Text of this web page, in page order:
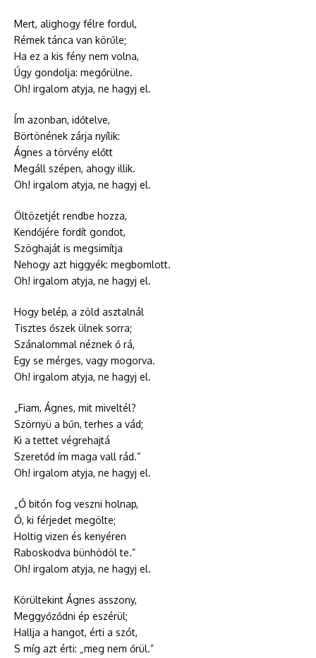
Mert, alighogy félre fordul,
Rémek tánca van körűle;
Ha ez a kis fény nem volna,
Úgy gondolja: megőrülne.
Oh! irgalom atyja, ne hagyj el.
Ím azonban, időtelve,
Börtönének zárja nyílik:
Ágnes a törvény előtt
Megáll szépen, ahogy illik.
Oh! irgalom atyja, ne hagyj el.
Öltözetjét rendbe hozza,
Kendőjére fordít gondot,
Szöghaját is megsimítja
Nehogy azt higgyék: megbomlott.
Oh! irgalom atyja, ne hagyj el.
Hogy belép, a zöld asztalnál
Tisztes őszek ülnek sorra;
Szánalommal néznek ő rá,
Egy se mérges, vagy mogorva.
Oh! irgalom atyja, ne hagyj el.
„Fiam, Ágnes, mit miveltél?
Szörnyü a bűn, terhes a vád;
Ki a tettet végrehajtá
Szeretőd ím maga vall rád.”
Oh! irgalom atyja, ne hagyj el.
„Ő bitón fog veszni holnap,
Ő, ki férjedet megölte;
Holtig vizen és kenyéren
Raboskodva bünhödöl te.”
Oh! irgalom atyja, ne hagyj el.
Körültekint Ágnes asszony,
Meggyőződni ép eszérül;
Hallja a hangot, érti a szót,
S míg azt érti: „meg nem őrül.”